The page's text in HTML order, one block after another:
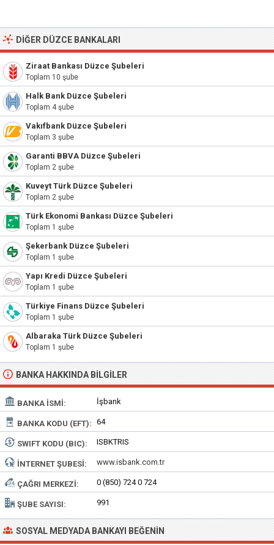
DIĞER DÜZCE BANKALARI
Ziraat Bankası Düzce Şubeleri
Toplam 10 şube
Halk Bank Düzce Şubeleri
Toplam 4 şube
Vakıfbank Düzce Şubeleri
Toplam 3 şube
Garanti BBVA Düzce Şubeleri
Toplam 2 şube
Kuveyt Türk Düzce Şubeleri
Toplam 2 şube
Türk Ekonomi Bankası Düzce Şubeleri
Toplam 1 şube
Şekerbank Düzce Şubeleri
Toplam 1 şube
Yapı Kredi Düzce Şubeleri
Toplam 1 şube
Türkiye Finans Düzce Şubeleri
Toplam 1 şube
Albaraka Türk Düzce Şubeleri
Toplam 1 şube
BANKA HAKKINDA BILGILER
BANKA İSMI: İşbank
BANKA KODU (EFT): 64
SWIFT KODU (BIC): ISBKTRIS
İNTERNET ŞUBESI: www.isbank.com.tr
ÇAĞRI MERKEZI: 0 (850) 724 0 724
ŞUBE SAYISI: 991
SOSYAL MEDYADA BANKAYI BEĞENIN